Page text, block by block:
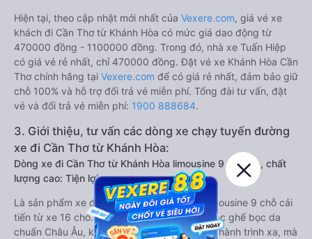
Hiện tại, theo cập nhật mới nhất của Vexere.com, giá vé xe
khách đi Cần Thơ từ Khánh Hòa có mức giá dao động từ
470000 đồng - 1100000 đồng. Trong đó, nhà xe Tuấn Hiệp
có giá vé rẻ nhất, chỉ 470000 đồng. Đặt vé xe Khánh Hòa Cần
Thơ chính hãng tại Vexere.com để có giá rẻ nhất, đảm bảo giữ
chỗ 100% và hỗ trợ đổi trả vé miễn phí. Tổng đài tư vấn, đặt
vé và đổi trả vé miễn phí: 1900 888684.
3. Giới thiệu, tư vấn các dòng xe chạy tuyến đường
xe đi Cần Thơ từ Khánh Hòa:
Dòng xe đi Cần Thơ từ Khánh Hòa limousine 9 chỗ vip, chất
lượng cao: Tiện lợi, sang trọng
Là sản phẩm xe đi Cần Thơ từ Khánh Hòa limousine 9 chỗ cải
tiến từ xe 16 chỗ. Nội thất được làm lại với các ghế bọc da
chuẩn Châu Âu, không chỉ êm ái cho chuyến hành trình xa, mà